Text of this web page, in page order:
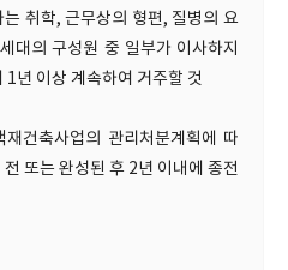
취학, 근무상의 형편, 질병의 요
대의 구성원 중 일부가 이사하지
년 이상 계속하여 거주할 것
건축사업의 관리처분계획에 따
또는 완성된 후 2년 이내에 종전